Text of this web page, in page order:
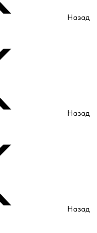
Назад
Назад
Назад